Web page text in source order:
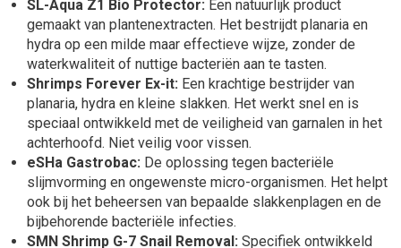
SL-Aqua Z1 Bio Protector: Een natuurlijk product
gemaakt van plantenextracten. Het bestrijdt planaria en
hydra op een milde maar effectieve wijze, zonder de
waterkwaliteit of nuttige bacteriën aan te tasten.
Shrimps Forever Ex-it: Een krachtige bestrijder van
planaria, hydra en kleine slakken. Het werkt snel en is
speciaal ontwikkeld met de veiligheid van garnalen in het
achterhoofd. Niet veilig voor vissen.
eSHa Gastrobac: De oplossing tegen bacteriële
slijmvorming en ongewenste micro-organismen. Het helpt
ook bij het beheersen van bepaalde slakkenplagen en de
bijbehorende bacteriële infecties.
SMN Shrimp G-7 Snail Removal: Specifiek ontwikkeld